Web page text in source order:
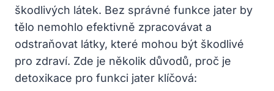
škodlivých látek. Bez správné funkce jater by
tělo nemohlo efektivně zpracovávat a
odstraňovat látky, které mohou být škodlivé
pro zdraví. Zde je několik důvodů, proč je
detoxikace pro funkci jater klíčová: